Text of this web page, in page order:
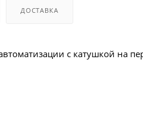
ДОСТАВКА
с катушкой на